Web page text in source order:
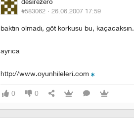
desirezero
#583062 · 26.06.2007 17:59
baktın olmadı, göt korkusu bu, kaçacaksın.
ayrıca
http://www.oyunhileleri.com
0 0